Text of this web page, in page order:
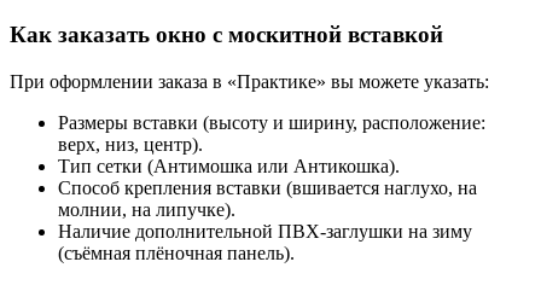
Как заказать окно с москитной вставкой
При оформлении заказа в «Практике» вы можете указать:
Размеры вставки (высоту и ширину, расположение:
верх, низ, центр).
Тип сетки (Антимошка или Антикошка).
Способ крепления вставки (вшивается наглухо, на
молнии, на липучке).
Наличие дополнительной ПВХ-заглушки на зиму
(съёмная плёночная панель).